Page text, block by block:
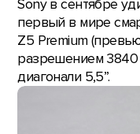
Sony в сентябре
первый в мире
Z5 Premium
разрешением 3840
диагонали 5,5”.